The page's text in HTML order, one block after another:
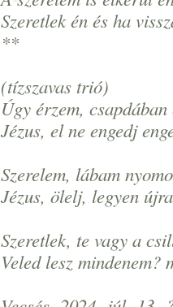
Szeretlek én és ha
**
(tízszavas trió)
Úgy érzem,
Jézus, el ne engedj
Szerelem, lábam
Jézus, ölelj, legyen
Szeretlek, te vagy a
Veled lesz mindenem?